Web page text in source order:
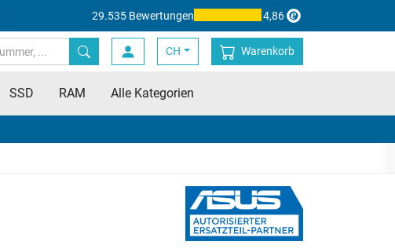
29.535 Bewertungen 4,86
CH Warenkorb
SSD RAM Alle Kategorien